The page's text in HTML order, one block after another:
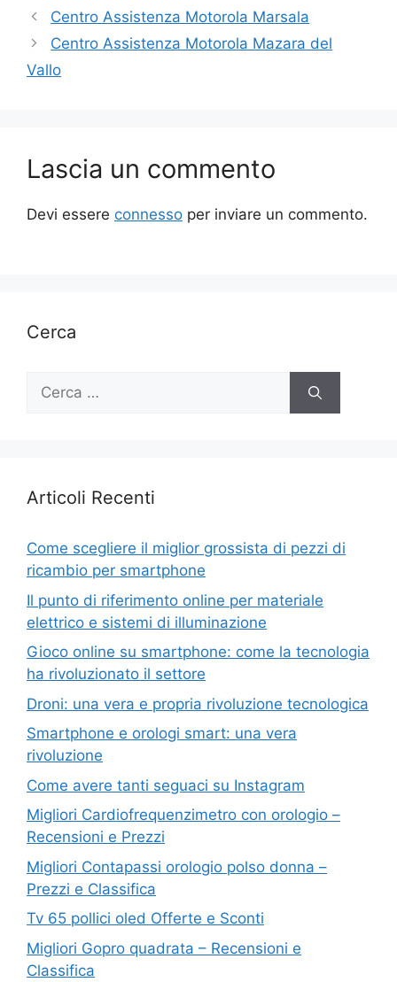
Centro Assistenza Motorola Marsala
Centro Assistenza Motorola Mazara del
Vallo
Lascia un commento
Devi essere connesso per inviare un commento.
Cerca
Ricerca
Articoli Recenti
Come scegliere il miglior grossista di pezzi di
ricambio per smartphone
Il punto di riferimento online per materiale
elettrico e sistemi di illuminazione
Gioco online su smartphone: come la tecnologia
ha rivoluzionato il settore
Droni: una vera e propria rivoluzione tecnologica
Smartphone e orologi smart: una vera
rivoluzione
Come avere tanti seguaci su Instagram
Migliori Cardiofrequenzimetro con orologio –
Recensioni e Prezzi
Migliori Contapassi orologio polso donna –
Prezzi e Classifica
Tv 65 pollici oled Offerte e Sconti
Migliori Gopro quadrata – Recensioni e
Classifica